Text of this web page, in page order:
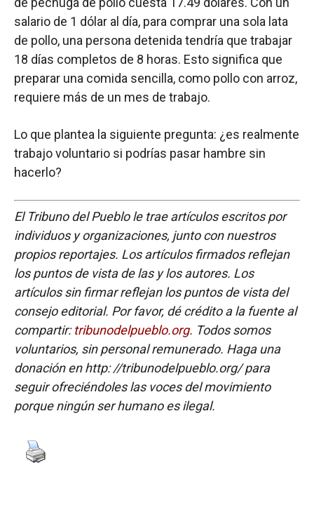
salario de 1 dólar al día, para comprar una sola lata
de pollo, una persona detenida tendría que trabajar
18 días completos de 8 horas. Esto significa que
preparar una comida sencilla, como pollo con arroz,
requiere más de un mes de trabajo.
Lo que plantea la siguiente pregunta: ¿es realmente
trabajo voluntario si podrías pasar hambre sin
hacerlo?
El Tribuno del Pueblo le trae artículos escritos por
individuos y organizaciones, junto con nuestros
propios reportajes. Los artículos firmados reflejan
los puntos de vista de las y los autores. Los
artículos sin firmar reflejan los puntos de vista del
consejo editorial. Por favor, dé crédito a la fuente al
compartir:tribunodelpueblo.org. Todos somos
voluntarios, sin personal remunerado. Haga una
donación en http: //tribunodelpueblo.org/ para
seguir ofreciéndoles las voces del movimiento
porque ningún ser humano es ilegal.